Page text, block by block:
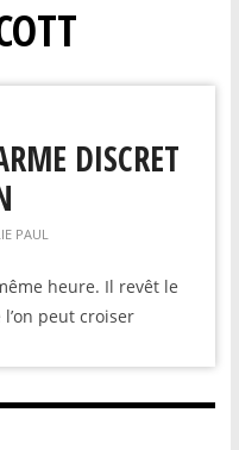
DISCRET
PAUL
heure. Il revêt le
peut croiser